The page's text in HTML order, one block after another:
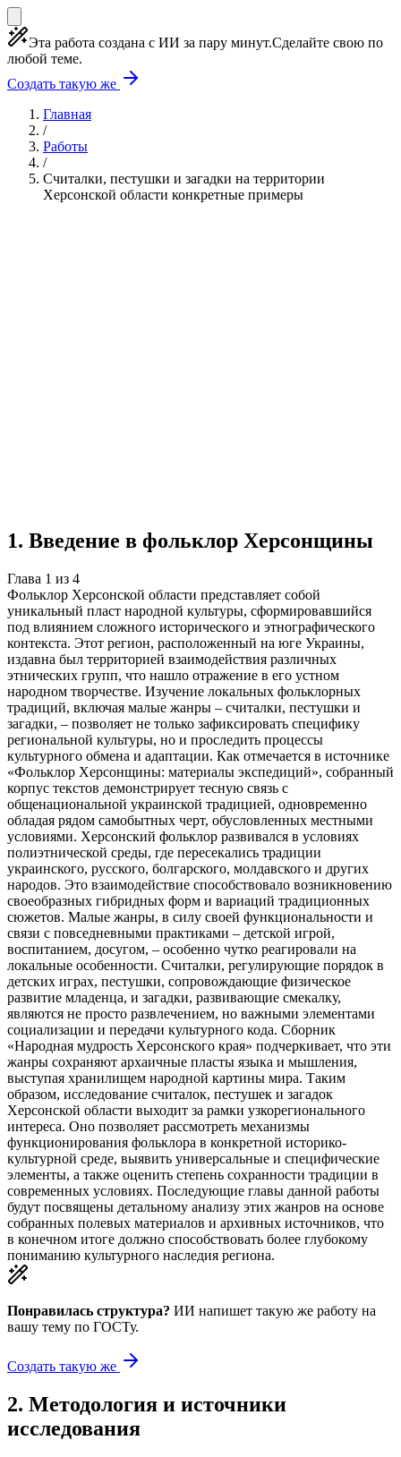
Эта работа создана с ИИ за пару минут.Сделайте свою по
любой теме.
Создать такую же
Главная
/
Работы
/
Считалки, пестушки и загадки на территории
Херсонской области конкретные примеры
1. Введение в фольклор Херсонщины
Глава 1 из 4
Фольклор Херсонской области представляет собой
уникальный пласт народной культуры, сформировавшийся
под влиянием сложного исторического и этнографического
контекста. Этот регион, расположенный на юге Украины,
издавна был территорией взаимодействия различных
этнических групп, что нашло отражение в его устном
народном творчестве. Изучение локальных фольклорных
традиций, включая малые жанры – считалки, пестушки и
загадки, – позволяет не только зафиксировать специфику
региональной культуры, но и проследить процессы
культурного обмена и адаптации. Как отмечается в источнике
«Фольклор Херсонщины: материалы экспедиций», собранный
корпус текстов демонстрирует тесную связь с
общенациональной украинской традицией, одновременно
обладая рядом самобытных черт, обусловленных местными
условиями. Херсонский фольклор развивался в условиях
полиэтнической среды, где пересекались традиции
украинского, русского, болгарского, молдавского и других
народов. Это взаимодействие способствовало возникновению
своеобразных гибридных форм и вариаций традиционных
сюжетов. Малые жанры, в силу своей функциональности и
связи с повседневными практиками – детской игрой,
воспитанием, досугом, – особенно чутко реагировали на
локальные особенности. Считалки, регулирующие порядок в
детских играх, пестушки, сопровождающие физическое
развитие младенца, и загадки, развивающие смекалку,
являются не просто развлечением, но важными элементами
социализации и передачи культурного кода. Сборник
«Народная мудрость Херсонского края» подчеркивает, что эти
жанры сохраняют архаичные пласты языка и мышления,
выступая хранилищем народной картины мира. Таким
образом, исследование считалок, пестушек и загадок
Херсонской области выходит за рамки узкорегионального
интереса. Оно позволяет рассмотреть механизмы
функционирования фольклора в конкретной историко-
культурной среде, выявить универсальные и специфические
элементы, а также оценить степень сохранности традиции в
современных условиях. Последующие главы данной работы
будут посвящены детальному анализу этих жанров на основе
собранных полевых материалов и архивных источников, что
в конечном итоге должно способствовать более глубокому
пониманию культурного наследия региона.
Понравилась структура? ИИ напишет такую же работу на
вашу тему по ГОСТу.
Создать такую же
2. Методология и источники
исследования